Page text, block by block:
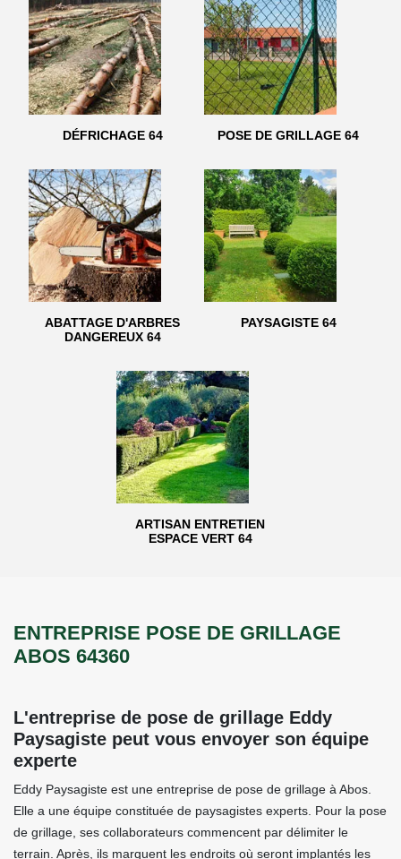
DÉFRICHAGE 64 POSE DE GRILLAGE 64
ABATTAGE D'ARBRES
DANGEREUX 64
PAYSAGISTE 64
ARTISAN ENTRETIEN
ESPACE VERT 64
ENTREPRISE POSE DE GRILLAGE
ABOS 64360
L'entreprise de pose de grillage Eddy
Paysagiste peut vous envoyer son équipe
experte
Eddy Paysagiste est une entreprise de pose de grillage à Abos.
Elle a une équipe constituée de paysagistes experts. Pour la pose
de grillage, ses collaborateurs commencent par délimiter le
terrain. Après, ils marquent les endroits où seront implantés les